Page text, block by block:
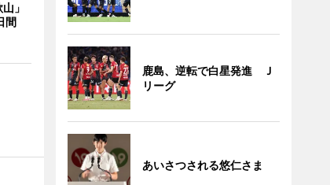
」
間
鹿島、逆転で白星発進 Ｊ
リーグ
あいさつされる悠仁さま